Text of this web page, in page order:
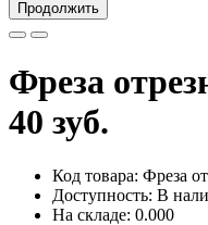
Продолжить
Фреза
40 зуб.
Код товара: Фреза
Доступность: В
На складе: 0.000